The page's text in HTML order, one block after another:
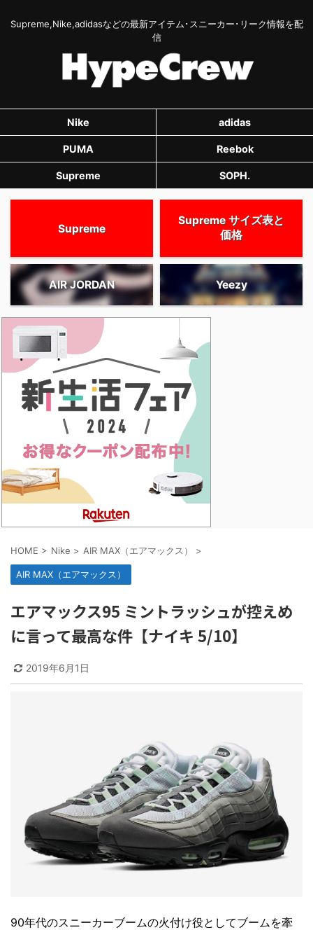
Supreme,Nike,adidasなどの最新アイテム･スニーカー･リーク情報を配
信
Nike adidas
PUMA Reebok
Supreme SOPH.
Supreme
Supreme サイズ表と
価格
AIR JORDAN Yeezy
HOME > Nike > AIR MAX（エアマックス） >
AIR MAX（エアマックス）
エアマックス95 ミントラッシュが控えめ
に言って最高な件【ナイキ 5/10】
2019年6月1日
90年代のスニーカーブームの火付け役としてブームを牽